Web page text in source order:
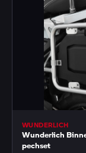
WUNDERLICH
Wunderlich
pechset